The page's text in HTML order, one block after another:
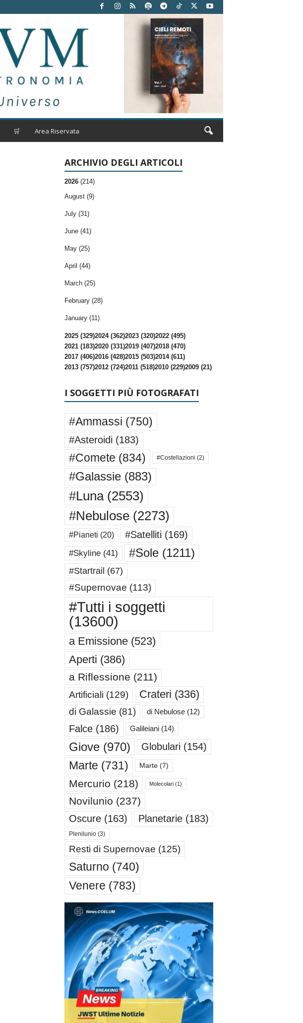
🛒 Area Riservata
ARCHIVIO DEGLI ARTICOLI
2026 (214)
August (9)
July (31)
June (41)
May (25)
April (44)
March (25)
February (28)
January (11)
2025 (329)2024 (362)2023 (320)2022 (495)
2021 (183)2020 (331)2019 (407)2018 (470)
2017 (406)2016 (428)2015 (503)2014 (611)
2013 (757)2012 (724)2011 (518)2010 (229)2009 (21)
I SOGGETTI PIÙ FOTOGRAFATI
#Ammassi (750)
#Asteroidi (183)
#Comete (834) #Costellazioni (2)
#Galassie(883)
#Luna(2553)
#Nebulose(2273)
#Pianeti (20) #Satelliti (169)
#Skyline(41) #Sole(1211)
#Startrail (67)
#Supernovae (113)
#Tutti i soggetti
(13600)
a Emissione(523)
Aperti (386)
a Riflessione (211)
Artificiali (129) Crateri (336)
di Galassie (81) di Nebulose(12)
Falce(186) Galileiani(14)
Giove(970) Globulari (154)
Marte (731) Marte(7)
Mercurio (218) Molecolari(1)
Novilunio (237)
Oscure(163) Planetarie(183)
Plenilunio(3)
Resti di Supernovae (125)
Saturno (740)
Venere (783)